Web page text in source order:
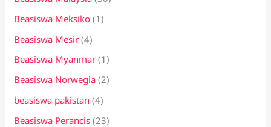
Beasiswa Meksiko (1)
Beasiswa Mesir (4)
Beasiswa Myanmar (1)
Beasiswa Norwegia (2)
beasiswa pakistan (4)
Beasiswa Perancis (23)